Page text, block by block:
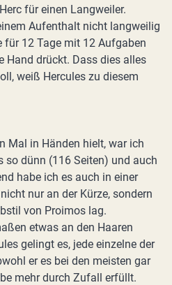
für einen Langweiler.
Aufenthalt nicht langweilig
für 12 Tage mit 12 Aufgaben
Hand drückt. Dass dies alles
weiß Hercules zu diesem
Mal in Händen hielt, war ich
so dünn (116 Seiten) und auch
habe ich es auch in einer
nur an der Kürze, sondern
von Proimos lag.
etwas an den Haaren
gelingt es, jede einzelne der
er es bei den meisten gar
mehr durch Zufall erfüllt.